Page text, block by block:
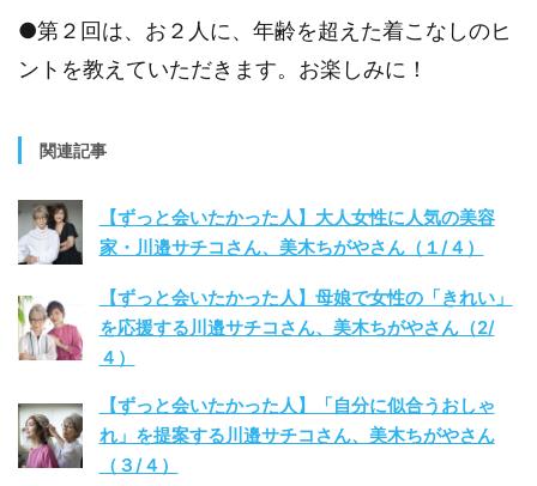
●第２回は、お２人に、年齢を超えた着こなしのヒ
ントを教えていただきます。お楽しみに！
関連記事
【ずっと会いたかった人】大人女性に人気の美容
家・川邉サチコさん、美木ちがやさん（１/４）
【ずっと会いたかった人】母娘で女性の「きれい」
を応援する川邉サチコさん、美木ちがやさん（2/
４）
【ずっと会いたかった人】「自分に似合うおしゃ
れ」を提案する川邉サチコさん、美木ちがやさん
（３/４）